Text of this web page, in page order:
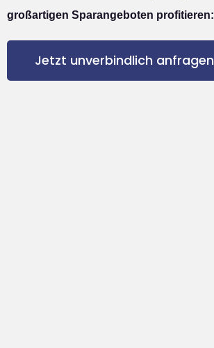
großartigen Sparangeboten profitieren:
Jetzt unverbindlich